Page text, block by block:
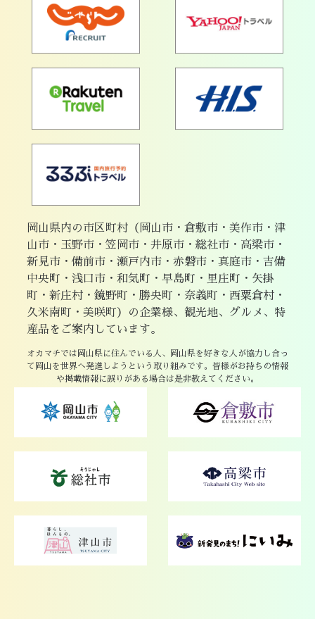
岡山県内の市区町村（岡山市・倉敷市・美作市・津
山市・玉野市・笠岡市・井原市・総社市・高梁市・
新見市・備前市・瀬戸内市・赤磐市・真庭市・吉備
中央町・浅口市・和気町・早島町・里庄町・矢掛
町・新庄村・鏡野町・勝央町・奈義町・西粟倉村・
久米南町・美咲町）の企業様、観光地、グルメ、特
産品をご案内しています。
オカマチでは岡山県に住んでいる人、岡山県を好きな人が協力し合っ
て岡山を世界へ発進しようという取り組みです。皆様がお持ちの情報
や掲載情報に誤りがある場合は是非教えてください。